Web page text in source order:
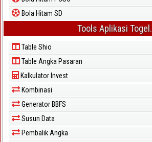
Bola Hitam SD
Tools Aplikasi Togel.
Table Shio
Table Angka Pasaran
Kalkulator Invest
Kombinasi
Generator BBFS
Susun Data
Pembalik Angka